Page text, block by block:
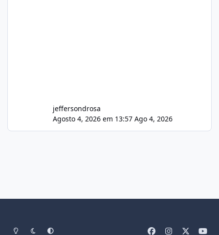
jeffersondrosa
Agosto 4, 2026 em 13:57 Ago 4, 2026
Light ModeDark ModeSystem Preference